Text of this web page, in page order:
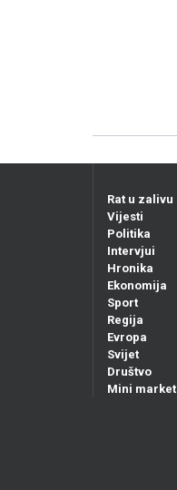
Rat u zalivu
Vijesti
Politika
Intervjui
Hronika
Ekonomija
Sport
Regija
Evropa
Svijet
Društvo
Mini market